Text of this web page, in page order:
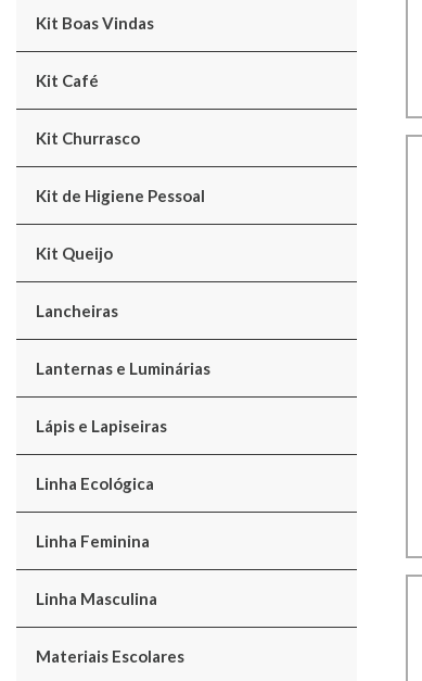
Kit Boas Vindas
Kit Café
Kit Churrasco
Kit de Higiene Pessoal
Kit Queijo
Lancheiras
Lanternas e Luminárias
Lápis e Lapiseiras
Linha Ecológica
Linha Feminina
Linha Masculina
Materiais Escolares